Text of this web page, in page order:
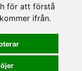
för att förstå
ifrån.